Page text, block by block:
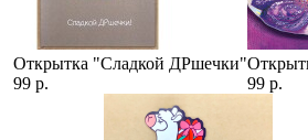
Открытка "Сладкой ДРшечки"
99 р.
99 р.